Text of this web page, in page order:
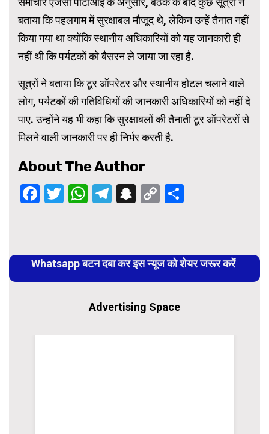
बताया कि पहलगाम में सुरक्षाबल मौजूद थे, लेकिन उन्हें तैनात नहीं
किया गया था क्योंकि स्थानीय अधिकारियों को यह जानकारी ही
नहीं थी कि पर्यटकों को बैसरन ले जाया जा रहा है.
सूत्रों ने बताया कि टूर ऑपरेटर और स्थानीय होटल चलाने वाले
लोग, पर्यटकों की गतिविधियों की जानकारी अधिकारियों को नहीं दे
पाए. उन्होंने यह भी कहा कि सुरक्षाबलों की तैनाती टूर ऑपरेटरों से
मिलने वाली जानकारी पर ही निर्भर करती है.
About The Author
Facebook
Twitter
WhatsApp
Telegram
Snapchat
Copy
Reading
Whatsapp बटन दबा कर इस न्यूज को शेयर जरूर करें
Advertising Space